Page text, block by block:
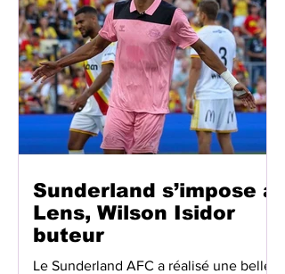
Sunderland s’impose à
Lens, Wilson Isidor
buteur
Le Sunderland AFC a réalisé une belle